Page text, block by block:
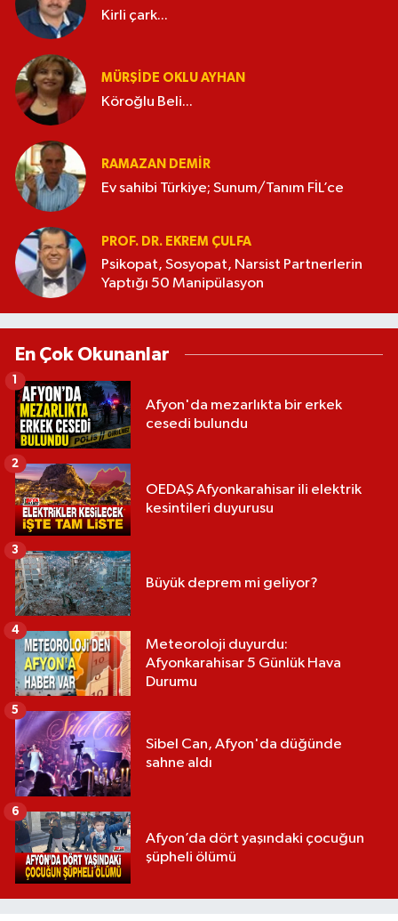
Kirli çark...
MÜRŞIDE OKLU AYHAN
Köroğlu Beli...
RAMAZAN DEMİR
Ev sahibi Türkiye; Sunum/Tanım FİL’ce
PROF. DR. EKREM ÇULFA
Psikopat, Sosyopat, Narsist Partnerlerin
Yaptığı 50 Manipülasyon
En Çok Okunanlar
Afyon'da mezarlıkta bir erkek
cesedi bulundu
1
OEDAŞ Afyonkarahisar ili elektrik
kesintileri duyurusu
2
Büyük deprem mi geliyor?
3
Meteoroloji duyurdu:
Afyonkarahisar 5 Günlük Hava
Durumu
4
Sibel Can, Afyon'da düğünde
sahne aldı
5
Afyon’da dört yaşındaki çocuğun
şüpheli ölümü
6